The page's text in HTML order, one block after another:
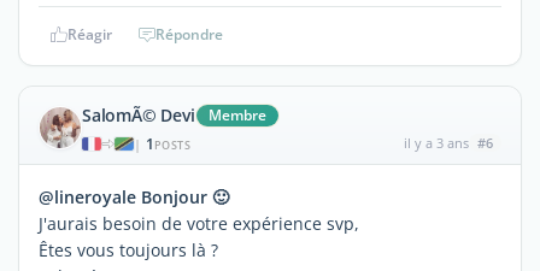
Réagir Répondre
SalomÃ© Devi Membre
| 1 POSTS il y a 3 ans #6
@lineroyale Bonjour 🙂
J'aurais besoin de votre expérience svp,
Êtes vous toujours là ?